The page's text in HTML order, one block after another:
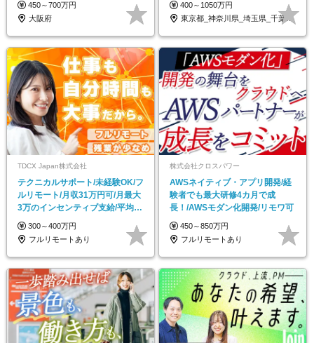
450～700万円
大阪府
400～1050万円
東京都_神奈川県_埼玉県_千葉県_大阪府…
TDCX Japan株式会社
テクニカルサポート/未経験OK/フ
ルリモート/月収31万円可/月最大
3万のインセンティブ支給/平均年
齢33歳
300～400万円
フルリモートあり
株式会社クロスパワー
AWSネイティブ・アプリ開発/経
験者でも最大研修4カ月で成
長！/AWSモダン化開発/リモワ可
450～850万円
フルリモートあり